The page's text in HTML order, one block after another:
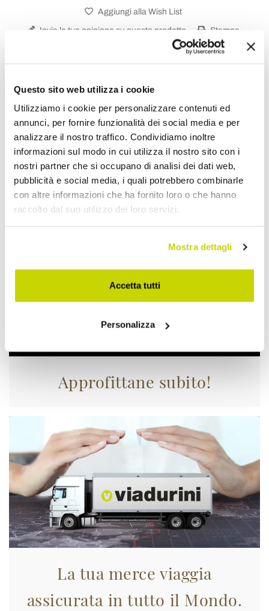
Questo sito web utilizza i cookie
Utilizziamo i cookie per personalizzare contenuti ed
annunci, per fornire funzionalità dei social media e per
analizzare il nostro traffico. Condividiamo inoltre
informazioni sul modo in cui utilizza il nostro sito con i
nostri partner che si occupano di analisi dei dati web,
pubblicità e social media, i quali potrebbero combinarle
con altre informazioni che ha fornito loro o che hanno
raccolto dal suo utilizzo dei loro servizi.
Mostra dettagli
Accetta tutti
Personalizza
Aggiungi alla Wish List
Invia la tua opinione su questo prodotto Stampa
Approfittane subito!
La tua merce viaggia
assicurata in tutto il Mondo.